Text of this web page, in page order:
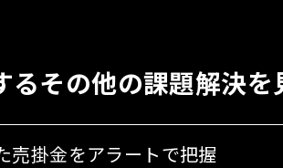
るその他の課題解決を
売掛金をアラートで把握